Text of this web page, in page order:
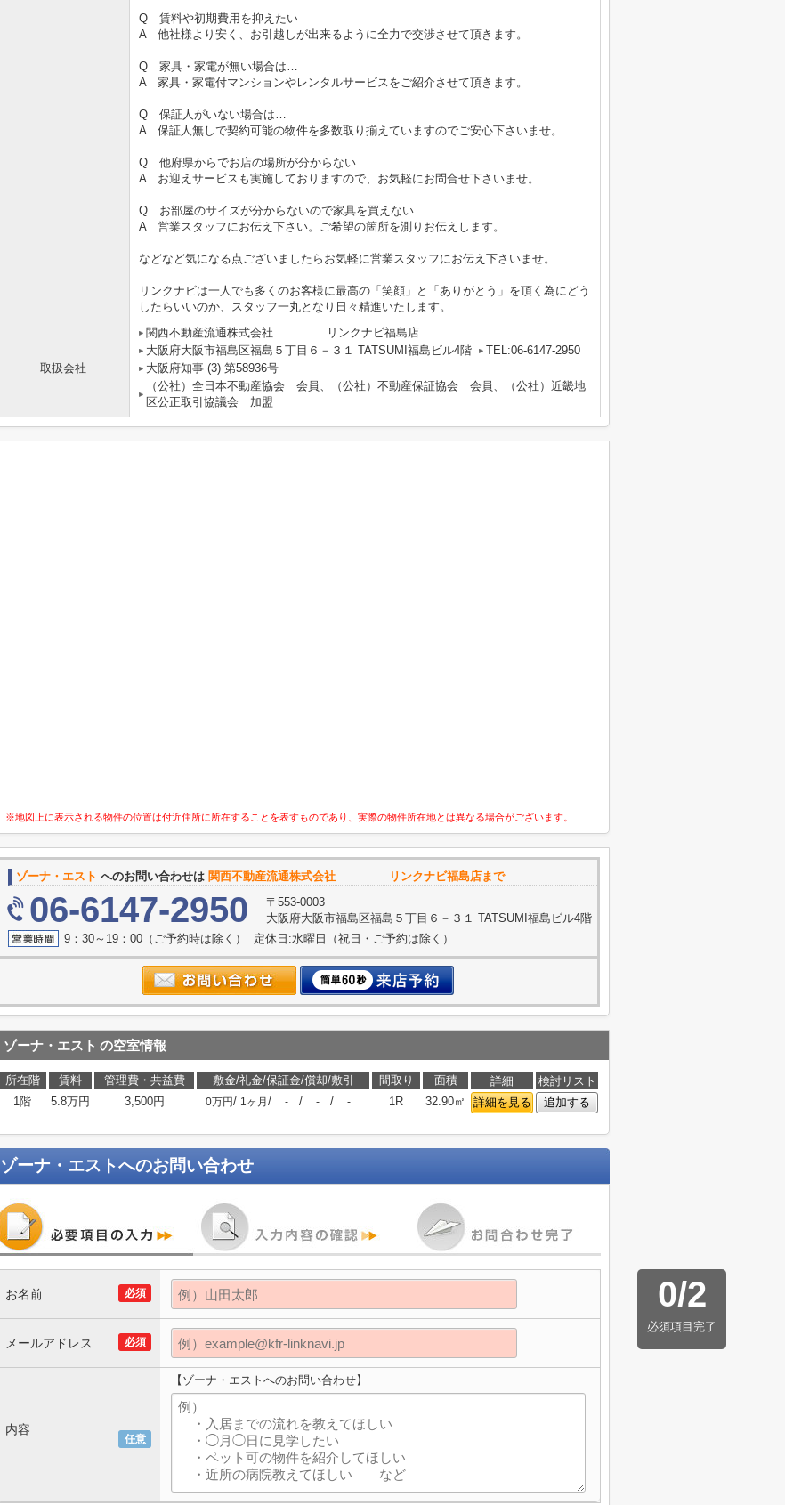
Q 賃料や初期費用を抑えたい
A 他社様より安く、お引越しが出来るように全力で交渉させて頂きます。
Q 家具・家電が無い場合は…
A 家具・家電付マンションやレンタルサービスをご紹介させて頂きます。
Q 保証人がいない場合は…
A 保証人無しで契約可能の物件を多数取り揃えていますのでご安心下さいませ。
Q 他府県からでお店の場所が分からない…
A お迎えサービスも実施しておりますので、お気軽にお問合せ下さいませ。
Q お部屋のサイズが分からないので家具を買えない…
A 営業スタッフにお伝え下さい。ご希望の箇所を測りお伝えします。
などなど気になる点ございましたらお気軽に営業スタッフにお伝え下さいませ。
リンクナビは一人でも多くのお客様に最高の「笑顔」と「ありがとう」を頂く為にどう
したらいいのか、スタッフ一丸となり日々精進いたします。
取扱会社
関西不動産流通株式会社 リンクナビ福島店
大阪府大阪市福島区福島５丁目６－３１ TATSUMI福島ビル4階
TEL:06-6147-2950
大阪府知事 (3) 第58936号
（公社）全日本不動産協会 会員、（公社）不動産保証協会 会員、（公社）近畿地
区公正取引協議会 加盟
※地図上に表示される物件の位置は付近住所に所在することを表すものであり、実際の物件所在地とは異なる場合がございます。
ゾーナ・エスト へのお問い合わせは 関西不動産流通株式会社 リンクナビ福島店まで
06-6147-2950
〒553-0003
大阪府大阪市福島区福島５丁目６－３１ TATSUMI福島ビル4階
9：30～19：00（ご予約時は除く） 定休日:水曜日（祝日・ご予約は除く）
ゾーナ・エスト の空室情報
所在階 賃料 管理費・共益費 敷金/礼金/保証金/償却/敷引 間取り 面積 詳細
検討リスト
1階
5.8万円 3,500円 0万円/ 1ヶ月 / - / - / - 1R 32.90㎡ 詳細を見る 追加する
ゾーナ・エストへのお問い合わせ
0/2
必須項目完了
必須
お名前
必須
メールアドレス
任意
内容
【ゾーナ・エストへのお問い合わせ】